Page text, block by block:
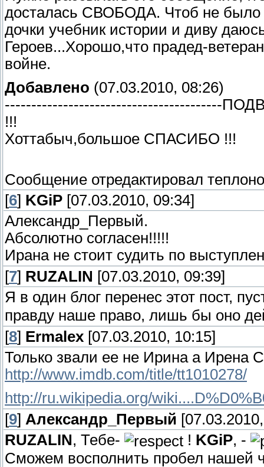
досталась СВОБОДА. Чтоб не
дочки учебник истории и диву
Героев...Хорошо,что прадед-
войне.
Добавлено (07.03.2010, 08:26)
-----------------------------------------
!!!
Хоттабыч,большое СПАСИБО !!!
Сообщение отредактировал
[6] KGiP [07.03.2010, 09:34]
Александр_Первый.
Абсолютно согласен!!!!!
Ирана не стоит судить по
[7] RUZALIN [07.03.2010, 09:39]
Я в один блог перенес этот пост,
правду наше право, лишь бы оно
[8] Ermalex [07.03.2010, 10:15]
Только звали ее не Ирина а Ирена
http://www.imdb.com/title/tt1010278/
http://ru.wikipedia.org/
[9] Александр_Первый
RUZALIN, Тебе- ! KGiP, -
Сможем восполнить пробел нашей